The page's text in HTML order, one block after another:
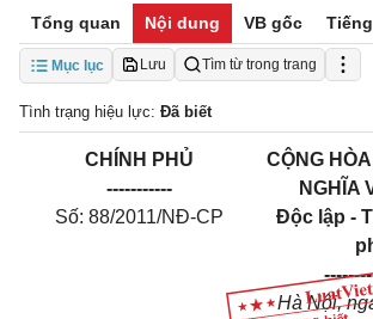
Tổng quan Nội dung VB gốc
Mục lục Lưu Tìm từ trong trang
Tình trạng hiệu lực: Đã biết
CHÍNH PHỦ
-----------
Số: 88/2011/NĐ-CP
CỘNG
NGHĨA
Độc lập -
Hà Nội,